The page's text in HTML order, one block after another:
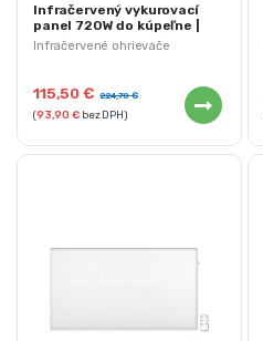
Infračervené ohrievače
Infračervený vykurovací
panel 720W do kúpeľne |
NEO 90-104
115,50€ 224,70€
(93,90€bez DPH)